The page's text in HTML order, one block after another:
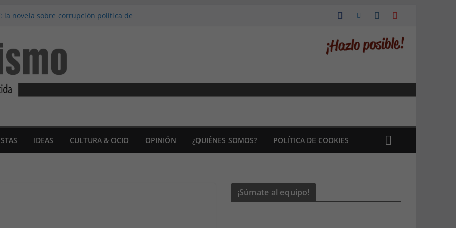
la novela sobre corrupción política de
de Accem: Por qué huyen las mujeres
de las víctimas mortales por
en 2023 son andaluzas
del ‘Alfajor Solidario’: unión exitosa del
IDEAS CULTURA & OCIO OPINIÓN ¿QUIÉNES SOMOS? POLÍTICA DE COOKIES
¡Súmate al equipo!